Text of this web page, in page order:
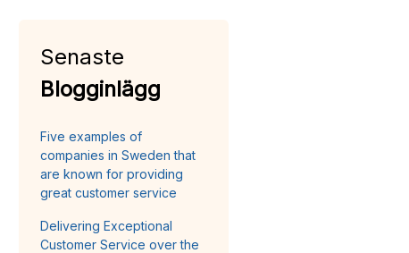
Senaste
Blogginlägg
Five examples of
companies in Sweden that
are known for providing
great customer service
Delivering Exceptional
Customer Service over the